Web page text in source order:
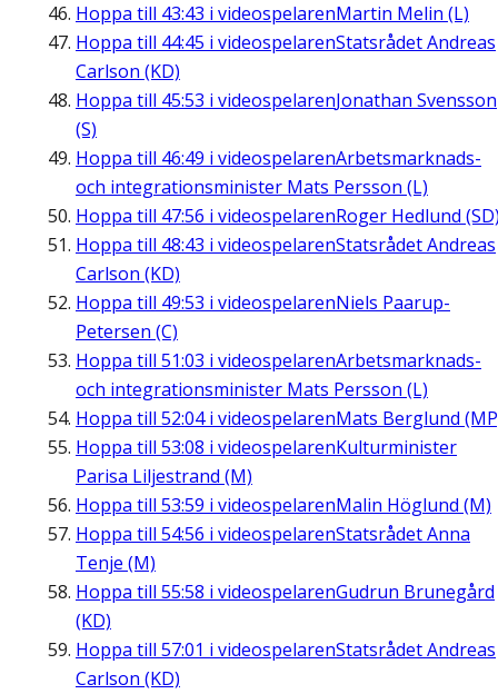
Hoppa till 43:43 i videospelarenMartin Melin (L)
Hoppa till 44:45 i videospelarenStatsrådet Andreas
Carlson (KD)
Hoppa till 45:53 i videospelarenJonathan Svensson
(S)
Hoppa till 46:49 i videospelarenArbetsmarknads-
och integrationsminister Mats Persson (L)
Hoppa till 47:56 i videospelarenRoger Hedlund
Hoppa till 48:43 i videospelarenStatsrådet Andreas
Carlson (KD)
Hoppa till 49:53 i videospelarenNiels Paarup-
Petersen (C)
Hoppa till 51:03 i videospelarenArbetsmarknads-
och integrationsminister Mats Persson (L)
Hoppa till 52:04i videospelarenMats Berglund
Hoppa till 53:08 i videospelarenKulturminister
Parisa Liljestrand (M)
Hoppa till 53:59 i videospelarenMalin Höglund (M)
Hoppa till 54:56 i videospelarenStatsrådet Anna
Tenje (M)
Hoppa till 55:58 i videospelarenGudrun Brunegård
(KD)
Hoppa till 57:01 i videospelarenStatsrådet Andreas
Carlson (KD)